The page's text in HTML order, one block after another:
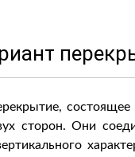
состоящее
сторон. Они